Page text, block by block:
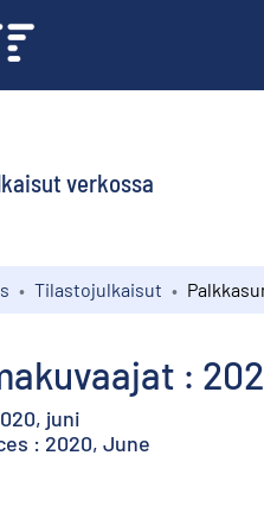
verkossa
Tilastojulkaisut
:
juni
: 2020, June